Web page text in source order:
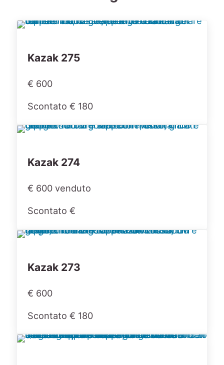
Kazak 275
€ 600
Scontato € 180
Kazak 274
€ 600 venduto
Scontato €
Kazak 273
€ 600
Scontato € 180